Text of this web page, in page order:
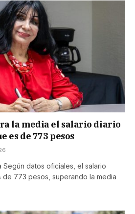
la media el salario diario
es de 773 pesos
datos oficiales, el salario
773 pesos, superando la media